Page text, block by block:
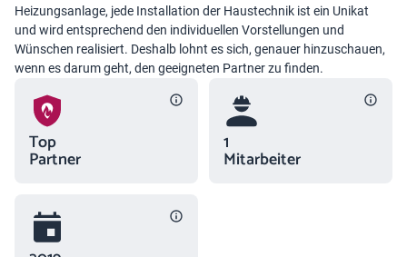
Heizungsanlage, jede Installation der Haustechnik ist ein Unikat
und wird entsprechend den individuellen Vorstellungen und
Wünschen realisiert. Deshalb lohnt es sich, genauer hinzuschauen,
wenn es darum geht, den geeigneten Partner zu finden.
Top
Partner
1
Mitarbeiter